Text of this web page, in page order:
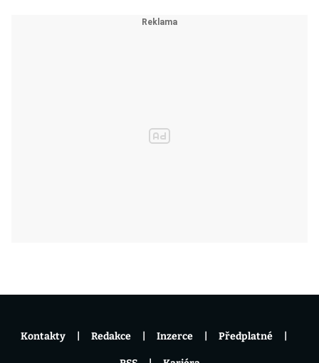
Kontakty Redakce Inzerce Předplatné